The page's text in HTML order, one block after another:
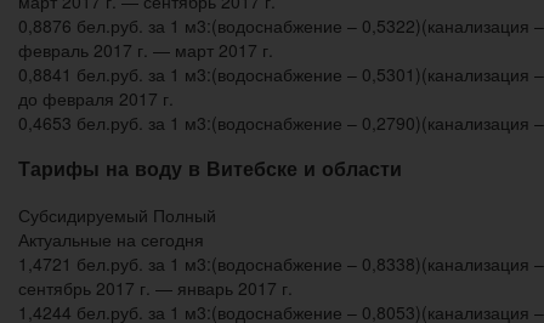
0,8876 бел.руб. за 1 м3:(водоснабжение – 0,5322)(канализация
февраль 2017 г. — март 2017 г.
0,8841 бел.руб. за 1 м3:(водоснабжение – 0,5301)(канализация
до февраля 2017 г.
0,4653 бел.руб. за 1 м3:(водоснабжение – 0,2790)(канализация
Тарифы на воду в Витебске и области
Субсидируемый Полный
Актуальные на сегодня
1,4721 бел.руб. за 1 м3:(водоснабжение – 0,8338)(канализация
сентябрь 2017 г. — январь 2017 г.
1,4244 бел.руб. за 1 м3:(водоснабжение – 0,8053)(канализация